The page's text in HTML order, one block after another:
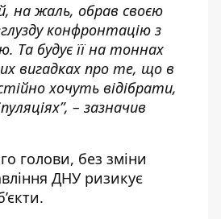
на жаль, обрав своєю
конфронтацію з
Та будує її на тоннах
вигадках про те, що в
хочуть відібрати,
– зазначив
голови, без зміни
ДНУ ризикує